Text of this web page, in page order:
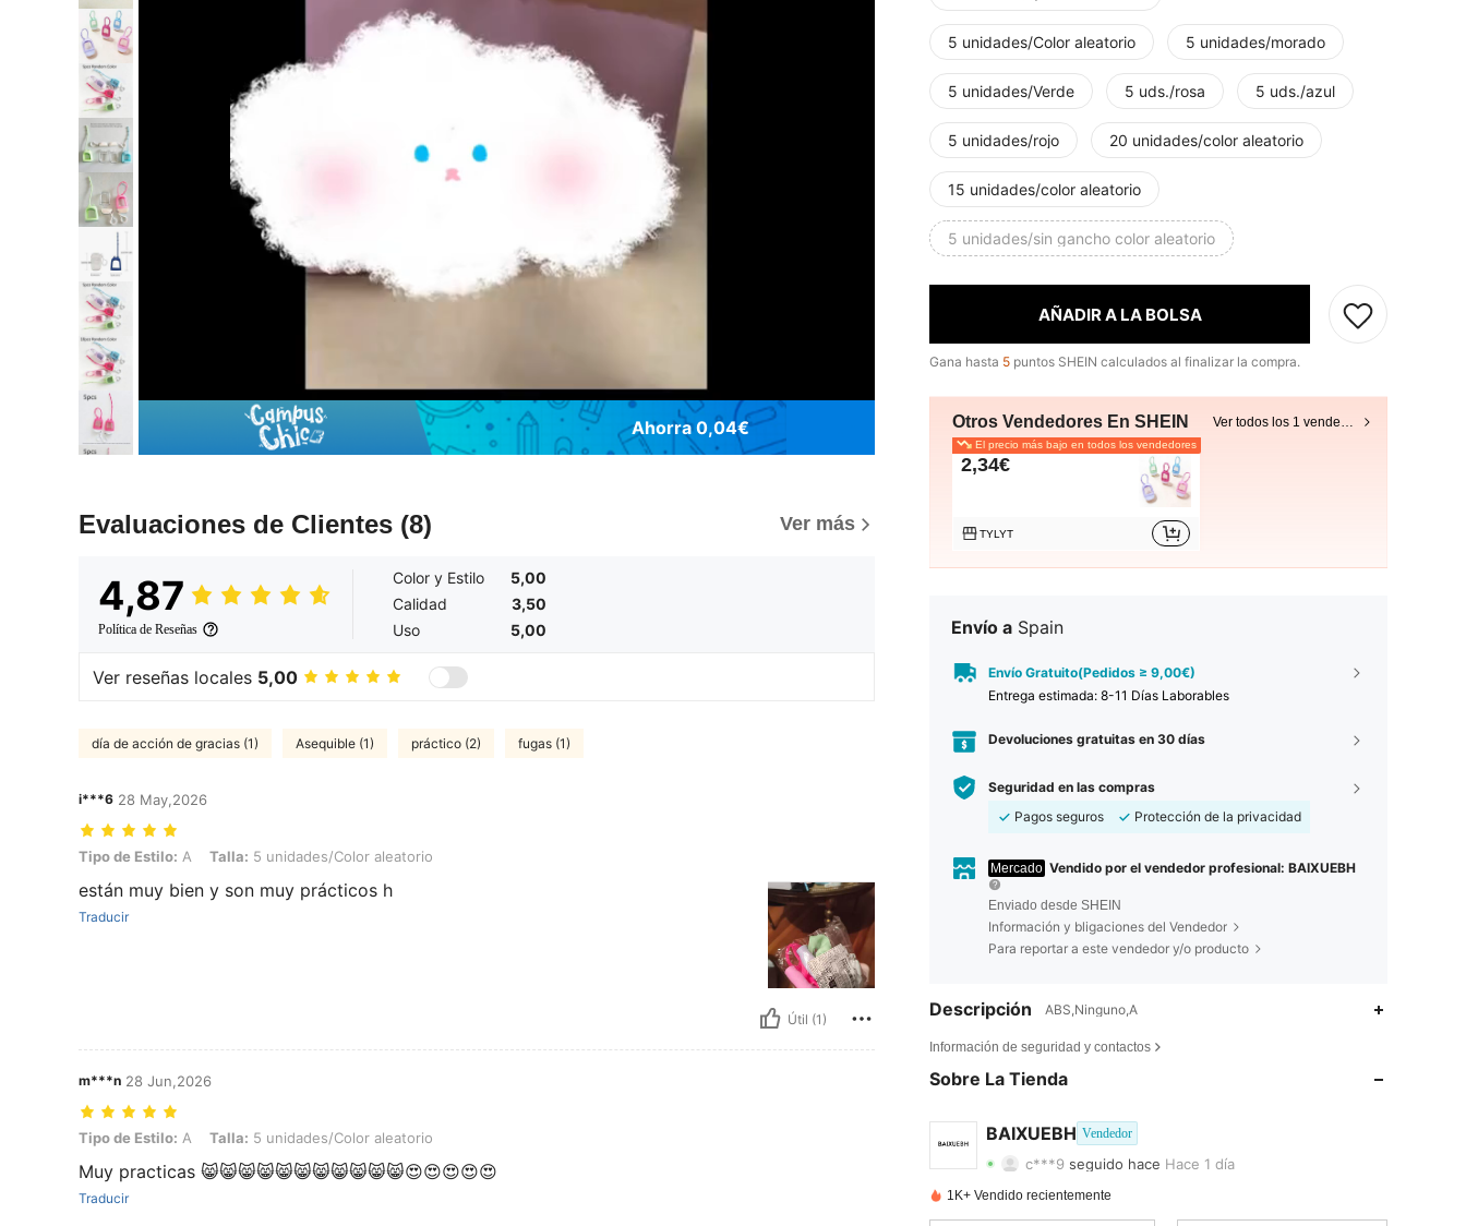
Ahorra 0,04€
Evaluaciones de Clientes (8) Ver más
4,87
Política de Reseñas
Color y Estilo
5,00
Calidad
3,50
Uso
5,00
Ver reseñas locales 5,00
día de acción de gracias (1) Asequible (1) práctico (2) fugas (1)
i***6 28 May,2026
Tipo de Estilo: A, Talla: 5 unidades/Color aleatorio
Tipo de Estilo: A Talla: 5 unidades/Color aleatorio
están muy bien y son muy prácticos h
Traducir
Útil (1)
m***n 28 Jun,2026
Tipo de Estilo: A, Talla: 5 unidades/Color aleatorio
Tipo de Estilo: A Talla: 5 unidades/Color aleatorio
Muy practicas 😸😸😸😸😸😸😸😸😸😸😸😍😍😍😍😍
Traducir
5 unidades/Color aleatorio 5 unidades/morado
5 unidades/Verde 5 uds./rosa 5 uds./azul
5 unidades/rojo 20 unidades/color aleatorio
15 unidades/color aleatorio
5 unidades/sin gancho color aleatorio
AÑADIR A LA BOLSA
Gana hasta 5 puntos SHEIN calculados al finalizar la compra.
Otros Vendedores En SHEIN Ver todos los 1 vendedores
El precio más bajo en todos los vendedores
2,34€
TYLYT
Envío a Spain
Envío Gratuito(Pedidos ≥ 9,00€)
Entrega estimada: 8-11 Días Laborables
Devoluciones gratuitas en 30 días
Seguridad en las compras
Pagos seguros
Protección de la privacidad
Mercado Vendido por el vendedor profesional: BAIXUEBH
Enviado desde SHEIN
Información y bligaciones del Vendedor
Para reportar a este vendedor y/o producto
Descripción ABS,Ninguno,A
Información de seguridad y contactos
Sobre La Tienda
BAIXUEBH Vendedor
c***9 seguido hace Hace 1 día
4,38
1K+ Vendido recientemente